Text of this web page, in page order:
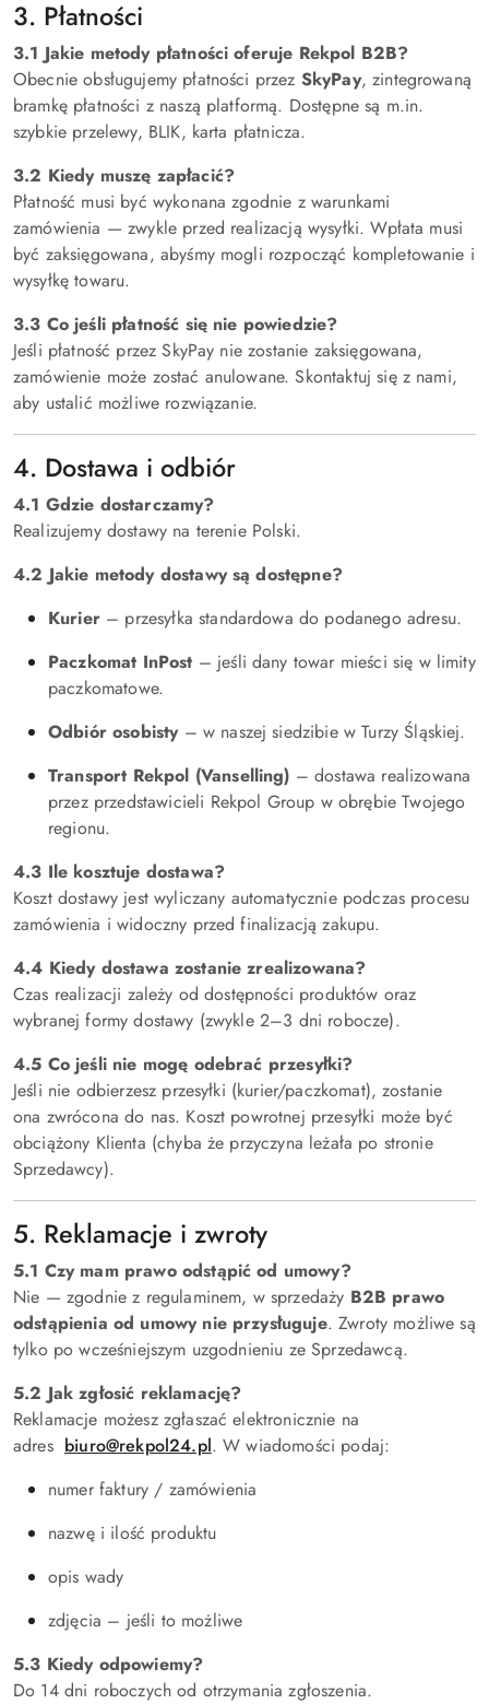
3. Płatności
3.1 Jakie metody płatności oferuje Rekpol B2B?
Obecnie obsługujemy płatności przez SkyPay, zintegrowaną
bramkę płatności z naszą platformą. Dostępne są m.in.
szybkie przelewy, BLIK, karta płatnicza.
3.2 Kiedy muszę zapłacić?
Płatność musi być wykonana zgodnie z warunkami
zamówienia — zwykle przed realizacją wysyłki. Wpłata musi
być zaksięgowana, abyśmy mogli rozpocząć kompletowanie i
wysyłkę towaru.
3.3 Co jeśli płatność się nie powiedzie?
Jeśli płatność przez SkyPay nie zostanie zaksięgowana,
zamówienie może zostać anulowane. Skontaktuj się z nami,
aby ustalić możliwe rozwiązanie.
4. Dostawa i odbiór
4.1 Gdzie dostarczamy?
Realizujemy dostawy na terenie Polski.
4.2 Jakie metody dostawy są dostępne?
Kurier– przesyłka standardowa do podanego adresu.
Paczkomat InPost – jeśli dany towar mieści się w limity
paczkomatowe.
Odbiór osobisty– w naszej siedzibie w Turzy Śląskiej.
Transport Rekpol (Vanselling) – dostawa realizowana
przez przedstawicieli Rekpol Group w obrębie Twojego
regionu.
4.3 Ile kosztuje dostawa?
Koszt dostawy jest wyliczany automatycznie podczas procesu
zamówienia i widoczny przed finalizacją zakupu.
4.4 Kiedy dostawa zostanie zrealizowana?
Czas realizacji zależy od dostępności produktów oraz
wybranej formy dostawy (zwykle 2–3 dni robocze).
4.5 Co jeśli nie mogę odebrać przesyłki?
Jeśli nie odbierzesz przesyłki (kurier/paczkomat), zostanie
ona zwrócona do nas. Koszt powrotnej przesyłki może być
obciążony Klienta (chyba że przyczyna leżała po stronie
Sprzedawcy).
5. Reklamacje i zwroty
5.1 Czy mam prawo odstąpić od umowy?
Nie — zgodnie z regulaminem, w sprzedaży B2B prawo
odstąpienia od umowy nie przysługuje. Zwroty możliwe są
tylko po wcześniejszym uzgodnieniu ze Sprzedawcą.
5.2 Jak zgłosić reklamację?
Reklamacje możesz zgłaszać elektronicznie na
adres biuro@rekpol24.pl. W wiadomości podaj:
numer faktury / zamówienia
nazwę i ilość produktu
opis wady
zdjęcia – jeśli to możliwe
5.3 Kiedy odpowiemy?
Do 14 dni roboczych od otrzymania zgłoszenia.